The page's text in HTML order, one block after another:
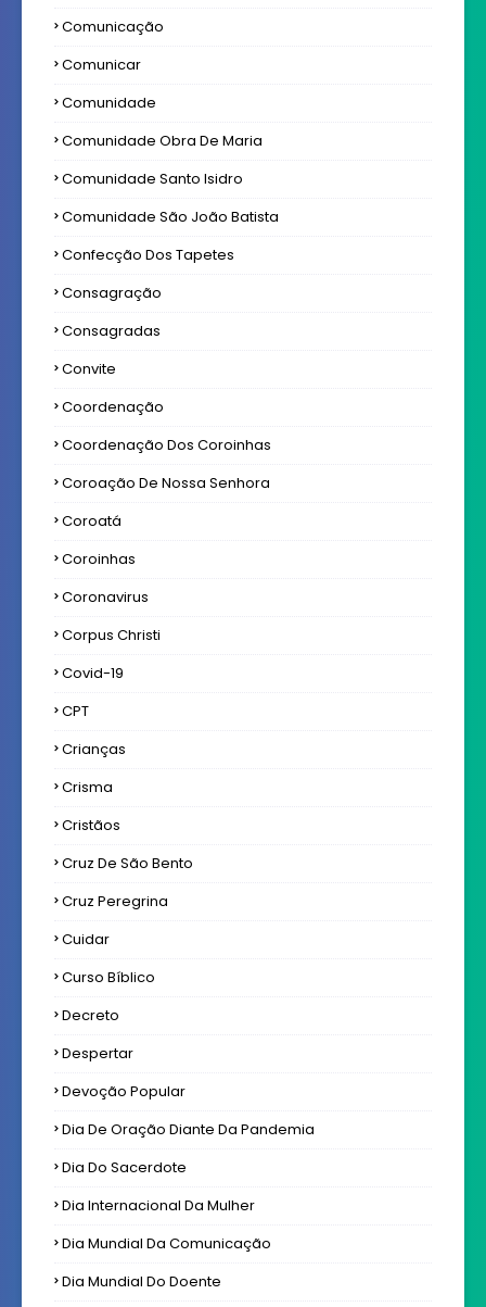
Comunicação
Comunicar
Comunidade
Comunidade Obra De Maria
Comunidade Santo Isidro
Comunidade São João Batista
Confecção Dos Tapetes
Consagração
Consagradas
Convite
Coordenação
Coordenação Dos Coroinhas
Coroação De Nossa Senhora
Coroatá
Coroinhas
Coronavirus
Corpus Christi
Covid-19
CPT
Crianças
Crisma
Cristãos
Cruz De São Bento
Cruz Peregrina
Cuidar
Curso Bíblico
Decreto
Despertar
Devoção Popular
Dia De Oração Diante Da Pandemia
Dia Do Sacerdote
Dia Internacional Da Mulher
Dia Mundial Da Comunicação
Dia Mundial Do Doente